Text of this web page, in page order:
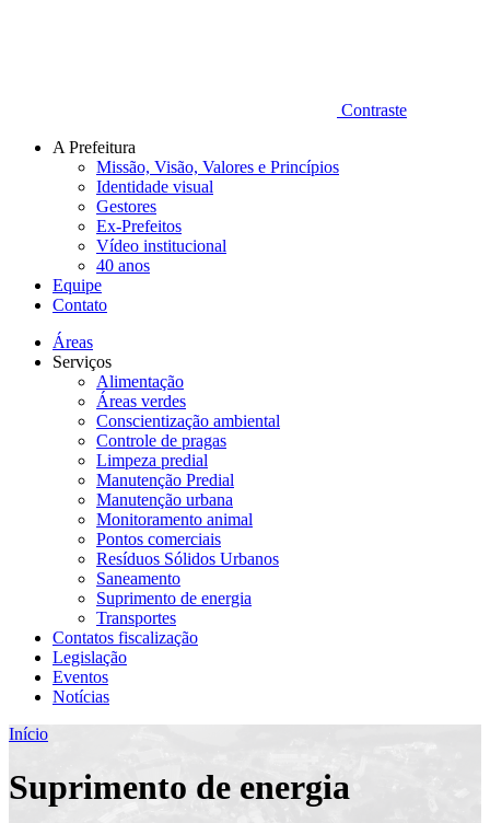
Contraste
A Prefeitura
Missão, Visão, Valores e Princípios
Identidade visual
Gestores
Ex-Prefeitos
Vídeo institucional
40 anos
Equipe
Contato
Áreas
Serviços
Alimentação
Áreas verdes
Conscientização ambiental
Controle de pragas
Limpeza predial
Manutenção Predial
Manutenção urbana
Monitoramento animal
Pontos comerciais
Resíduos Sólidos Urbanos
Saneamento
Suprimento de energia
Transportes
Contatos fiscalização
Legislação
Eventos
Notícias
Início
Suprimento de energia